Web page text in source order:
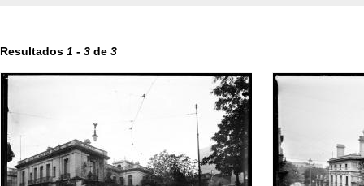
Resultados 1 - 3 de 3